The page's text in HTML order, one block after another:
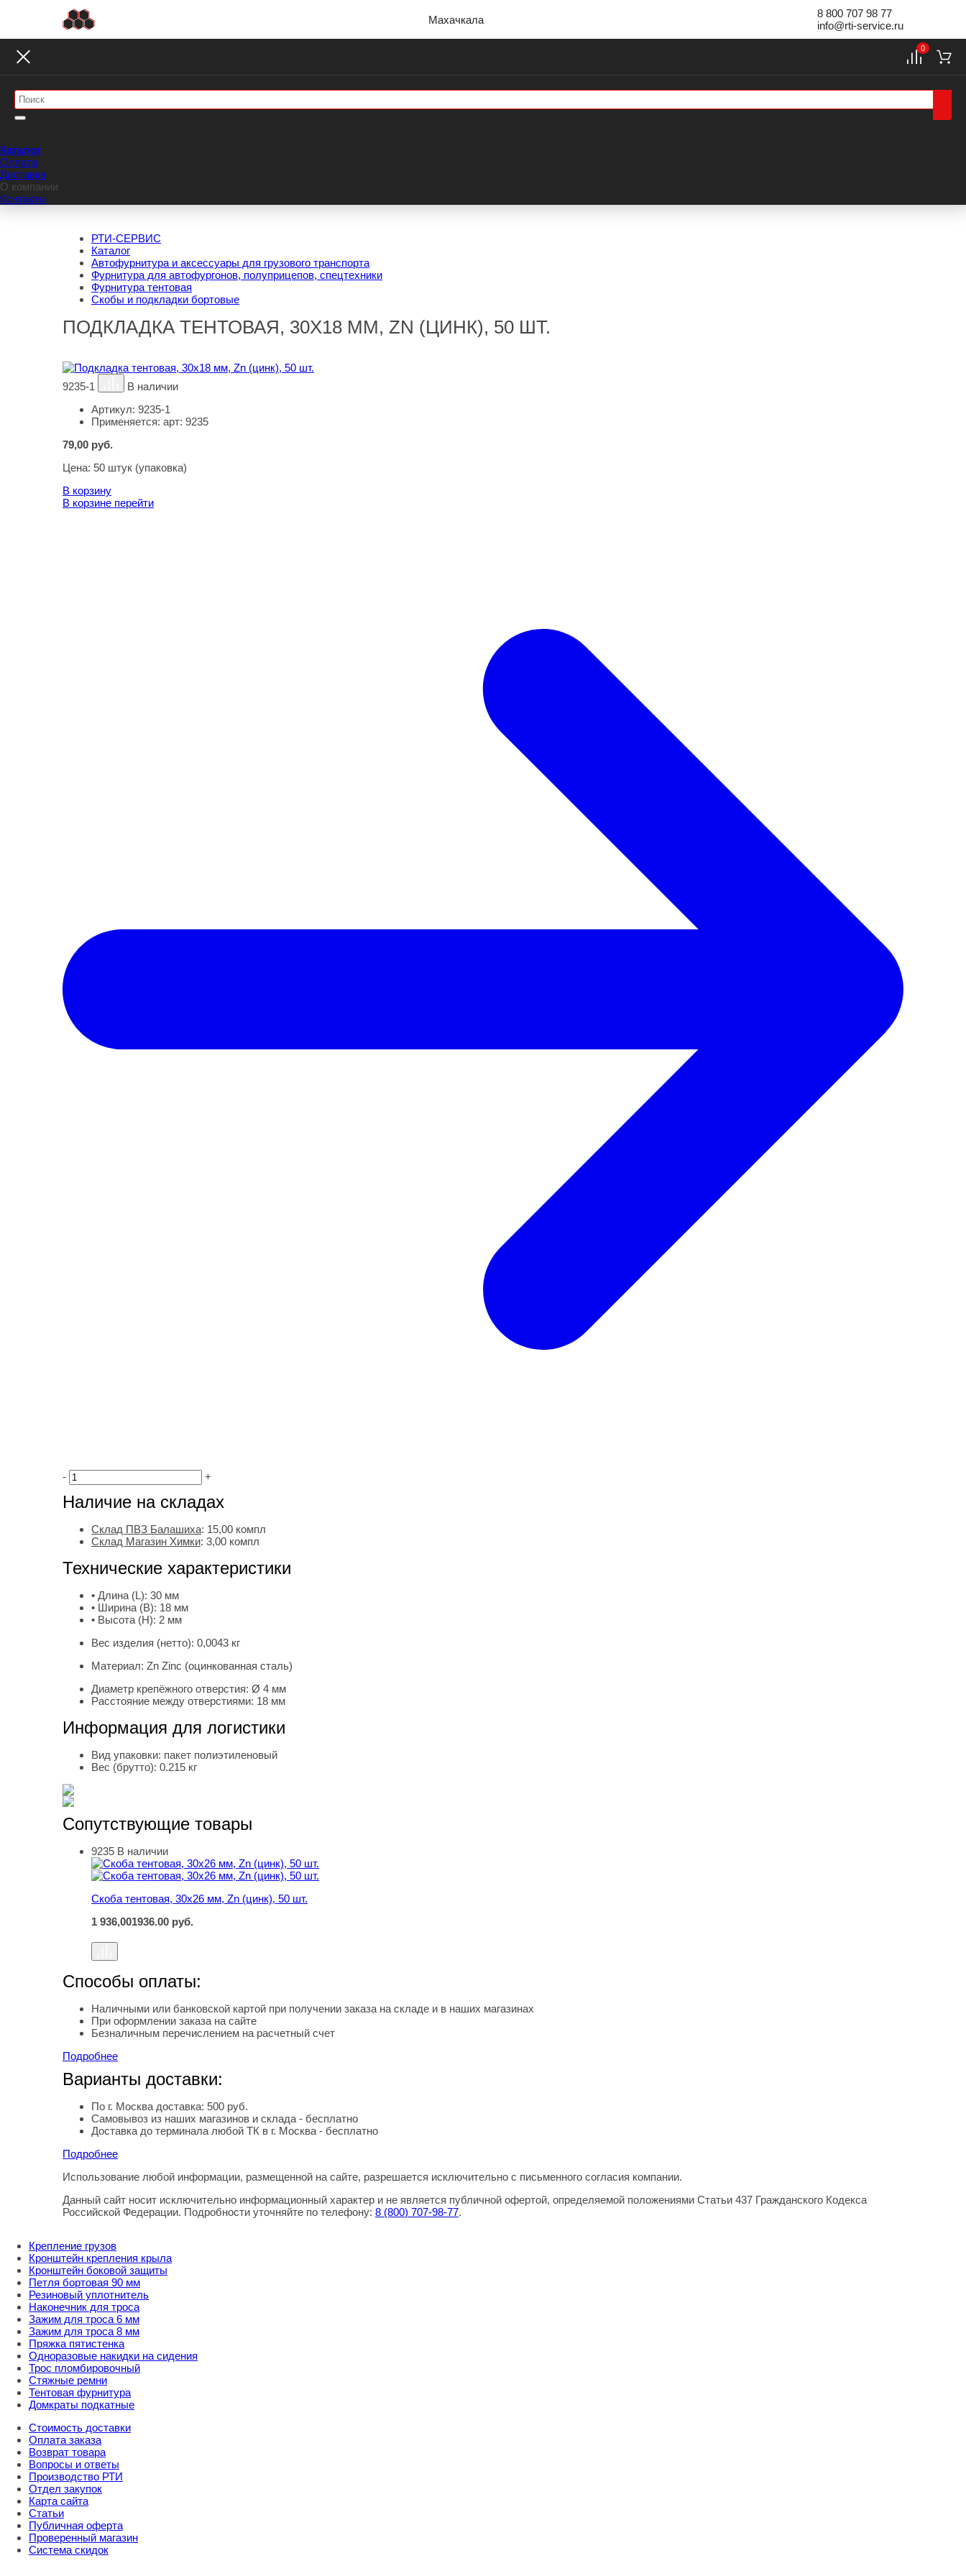
Махачкала
8 800 707 98 77
info@rti-service.ru
Каталог
Оплата
Доставка
О компании
Контакты
0
РТИ-СЕРВИС
Каталог
Автофурнитура и аксессуары для грузового транспорта
Фурнитура для автофургонов, полуприцепов, спецтехники
Фурнитура тентовая
Скобы и подкладки бортовые
ПОДКЛАДКА ТЕНТОВАЯ, 30Х18 ММ, ZN (ЦИНК), 50 ШТ.
9235-1
В наличии
Артикул: 9235-1
Применяется: арт: 9235
79,00 руб.
Цена: 50 штук (упаковка)
В корзину
В корзине перейти
- +
Наличие на складах
Склад ПВЗ Балашиха: 15,00 компл
Склад Магазин Химки: 3,00 компл
Технические характеристики
• Длина (L): 30 мм
• Ширина (B): 18 мм
• Высота (H): 2 мм
Вес изделия (нетто): 0,0043 кг
Материал: Zn Zinc (оцинкованная сталь)
Диаметр крепёжного отверстия: Ø 4 мм
Расстояние между отверстиями: 18 мм
Информация для логистики
Вид упаковки: пакет полиэтиленовый
Вес (брутто): 0.215 кг
Сопутствующие товары
Скоба тентовая, 30х26 мм, Zn (цинк), 50 шт.
9235 В наличии
Скоба тентовая, 30х26 мм, Zn (цинк), 50 шт.
1 936,001936.00 руб.
Способы оплаты:
Наличными или банковской картой при получении заказа на складе и в наших магазинах
При оформлении заказа на сайте
Безналичным перечислением на расчетный счет
Подробнее
Варианты доставки:
По г. Москва доставка: 500 руб.
Самовывоз из наших магазинов и склада - бесплатно
Доставка до терминала любой ТК в г. Москва - бесплатно
Подробнее
Использование любой информации, размещенной на сайте, разрешается исключительно с письменного согласия компании.
Данный сайт носит исключительно информационный характер и не является публичной офертой, определяемой положениями Статьи 437 Гражданского Кодекса
Российской Федерации. Подробности уточняйте по телефону: 8 (800) 707-98-77.
Крепление грузов
Кронштейн крепления крыла
Кронштейн боковой защиты
Петля бортовая 90 мм
Резиновый уплотнитель
Наконечник для троса
Зажим для троса 6 мм
Зажим для троса 8 мм
Пряжка пятистенка
Одноразовые накидки на сидения
Трос пломбировочный
Стяжные ремни
Тентовая фурнитура
Домкраты подкатные
Стоимость доставки
Оплата заказа
Возврат товара
Вопросы и ответы
Производство РТИ
Отдел закупок
Карта сайта
Статьи
Публичная оферта
Проверенный магазин
Система скидок